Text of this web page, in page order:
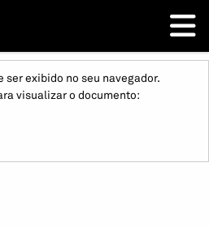
ser exibido no seu navegador.
visualizar o documento: